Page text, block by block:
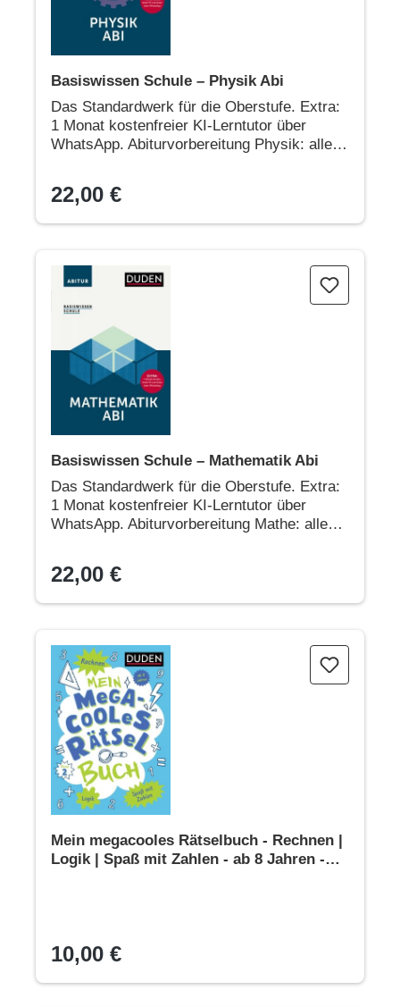
Basiswissen Schule – Physik Abi
Das Standardwerk für die Oberstufe. Extra:
1 Monat kostenfreier KI-Lerntutor über
WhatsApp. Abiturvorbereitung Physik: alle
22,00 €
Basiswissen Schule – Mathematik Abi
Basiswissen Schule – Mathematik Abi
Das Standardwerk für die Oberstufe. Extra:
1 Monat kostenfreier KI-Lerntutor über
WhatsApp. Abiturvorbereitung Mathe: alle
22,00 €
Mein megacooles Rätselbuch - Rechnen | Logik | Spaß mit
Mein megacooles Rätselbuch - Rechnen |
Logik | Spaß mit Zahlen - ab 8 Jahren -
10,00 €